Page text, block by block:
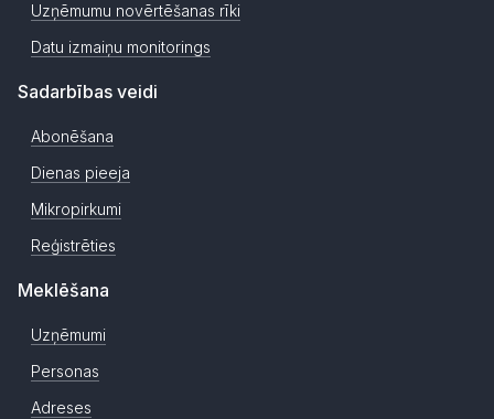
Uzņēmumu novērtēšanas rīki
Datu izmaiņu monitorings
Sadarbības veidi
Abonēšana
Dienas pieeja
Mikropirkumi
Reģistrēties
Meklēšana
Uzņēmumi
Personas
Adreses